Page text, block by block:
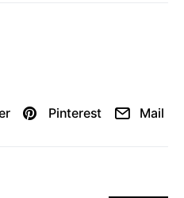
Pinterest Mail